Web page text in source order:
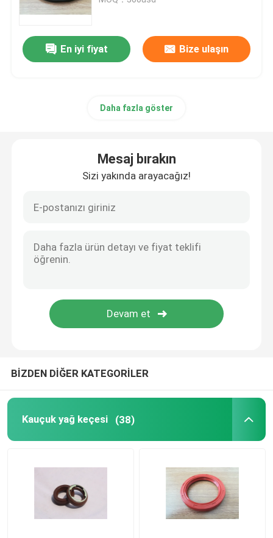
Yağ Dudak Keçesi
O-ring mühür
Kalıplı Kauçuk Parçaları
Metal Sızdırmazlık Yıkama Makinesi
İşlenmiş Metal parçalar
Metal Bağlantı Elemanları ve Bağlantı Elemanları
En iyi fiyat Bize ulaşın
Daha fazla göster
Mesaj bırakın
Sizi yakında arayacağız!
BİZDEN DİĞER KATEGORİLER
Kauçuk yağ keçesi (38)